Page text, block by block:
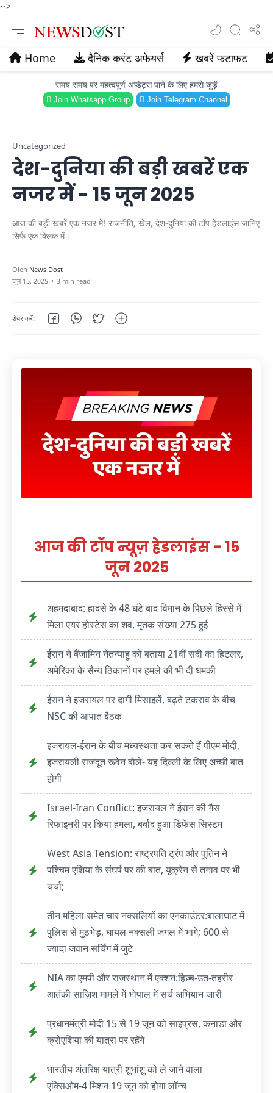
-->
Home दैनिक करंट अफेयर्स खबरें फटाफट
समय समय पर महत्वपूर्ण अप्डेट्स पाने के लिए हमसे जुड़ें
Join Whatsapp Group Join Telegram Channel
Uncategorized
देश-दुनिया की बड़ी खबरें एक
नजर में - 15 जून 2025
आज की बड़ी खबरें एक नजर में! राजनीति, खेल, देश-दुनिया की टॉप हेडलाइंस जानिए
सिर्फ एक क्लिक में।
3 min read
आज की टॉप न्यूज़ हेडलाइंस - 15
जून 2025
अहमदाबाद: हादसे के 48 घंटे बाद विमान के पिछले हिस्से में
मिला एयर होस्टेस का शव, मृतक संख्या 275 हुई
ईरान ने बैंजामिन नेतन्याहू को बताया 21वीं सदी का हिटलर,
अमेरिका के सैन्य ठिकानों पर हमले की भी दी धमकी
ईरान ने इजरायल पर दागी मिसाइलें, बढ़ते टकराव के बीच
NSC की आपात बैठक
इजरायल-ईरान के बीच मध्यस्थता कर सकते हैं पीएम मोदी,
इजरायली राजदूत रूवेन बोले- यह दिल्ली के लिए अच्छी बात
होगी
Israel-Iran Conflict: इजरायल ने ईरान की गैस
रिफाइनरी पर किया हमला, बर्बाद हुआ डिफेंस सिस्टम
West Asia Tension: राष्ट्रपति ट्रंप और पुतिन ने
पश्चिम एशिया के संघर्ष पर की बात, यूक्रेन से तनाव पर भी
चर्चा;
तीन महिला समेत चार नक्सलियों का एनकाउंटर:बालाघाट में
पुलिस से मुठभेड़, घायल नक्सली जंगल में भागे; 600 से
ज्यादा जवान सर्चिंग में जुटे
NIA का एमपी और राजस्थान में एक्शन:हिज़्ब-उत-तहरीर
आतंकी साज़िश मामले में भोपाल में सर्च अभियान जारी
प्रधानमंत्री मोदी 15 से 19 जून को साइप्रस, कनाडा और
क्रोएशिया की यात्रा पर रहेंगे
भारतीय अंतरिक्ष यात्री शुभांशु को ले जाने वाला
एक्सिओम-4 मिशन 19 जून को होगा लॉन्च